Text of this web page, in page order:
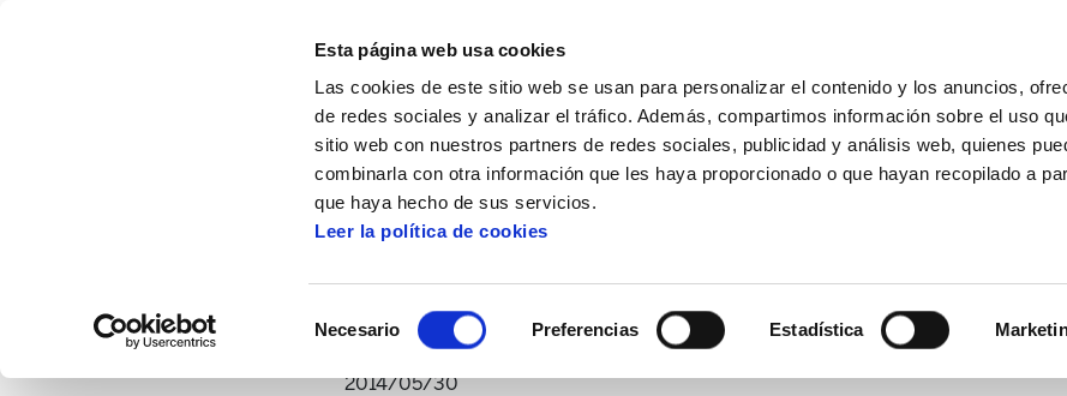
Esta página web usa cookies
Las cookies de este sitio web se usan para personalizar el contenido y los anuncios,
de redes sociales y analizar el tráfico. Además, compartimos información sobre el uso
sitio web con nuestros partners de redes sociales, publicidad y análisis web, quienes
combinarla con otra información que les haya proporcionado o que hayan recopilado a
que haya hecho de sus servicios.
Leer la política de cookies
Necesario Preferencias Estadística
Audios Muñoz: "El diálogo social no existe"
2014/05/30